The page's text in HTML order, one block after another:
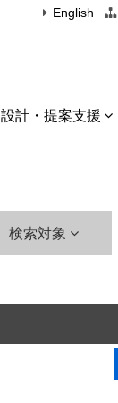
English
設計・提案支援
検索対象